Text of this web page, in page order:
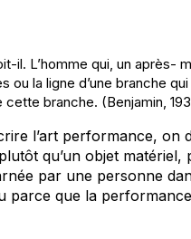
il. L’homme qui, un après-
ou la ligne d’une branche
branche. (Benjamin,
l’art performance, on
qu’un objet
par une personne
parce que la